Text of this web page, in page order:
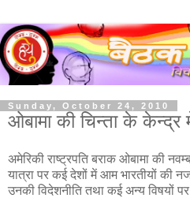
Sunday, October 24, 2010
ओबामा की चिन्‍ता के केन्‍द्र
अमेरिकी राष्‍ट्रपति बराक ओबामा की
यात्रा पर कई देशों में आम भारतीयों की
उनकी विदेशनीति तथा कई अन्‍य विषयों